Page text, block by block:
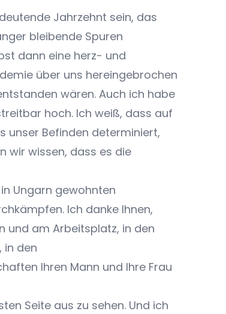
Jahrzehnt sein, das
bleibende Spuren
dann eine herz- und
über uns hereingebrochen
wären. Auch ich habe
hoch. Ich weiß, dass auf
unser Befinden determiniert,
wir wissen, dass es die
Ungarn gewohnten
Ich danke Ihnen,
und am Arbeitsplatz, in den
in den
Ihren Mann und Ihre Frau
Seite aus zu sehen. Und ich